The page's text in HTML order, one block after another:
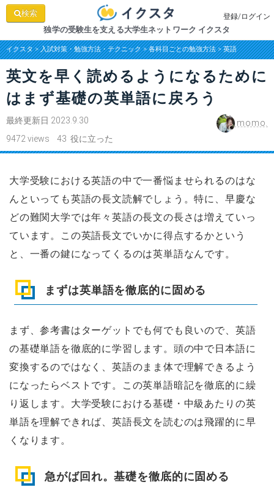
検索 登録/ログイン
独学の受験生を支える大学生ネットワーク イクスタ
イクスタ>入試対策・勉強方法・テクニック>各科目ごとの勉強方法>英語
英文を早く読めるようになるために
はまず基礎の英単語に戻ろう
最終更新日 2023.9.30
momo.
9472 views 43 役に立った
大学受験における英語の中で一番悩ませられるのはな
んといっても英語の長文読解でしょう。特に、早慶な
どの難関大学では年々英語の長文の長さは増えていっ
ています。この英語長文でいかに得点するかという
と、一番の鍵になってくるのは英単語なんです。
まずは英単語を徹底的に固める
まず、参考書はターゲットでも何でも良いので、英語
の基礎単語を徹底的に学習します。頭の中で日本語に
変換するのではなく、英語のまま体で理解できるよう
になったらベストです。この英単語暗記を徹底的に繰
り返します。大学受験における基礎・中級あたりの英
単語を理解できれば、英語長文を読むのは飛躍的に早
くなります。
急がば回れ。基礎を徹底的に固める